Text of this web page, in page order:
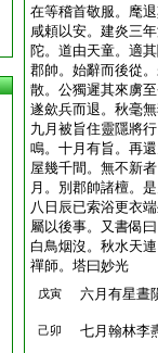
在等稽首敬服。麾
咸頼以安。建炎三
陀。道由天童。適
郡帥。始辭而後從
散。公獨遲其來虜
遂歛兵而退。秋毫
九月被旨住靈隱將
鳴。十月有旨。再
屋幾千間。無不新
月。別郡帥諸檀。
八日辰已索浴更衣
屬以後事。又書偈
白鳥烟沒。秋水天
禪師。塔曰妙光
戊寅 六月有星晝
己卯 七月翰林李